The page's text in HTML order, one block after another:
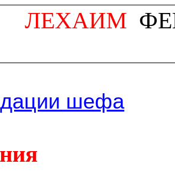
ЛЕХАИМ
шефа